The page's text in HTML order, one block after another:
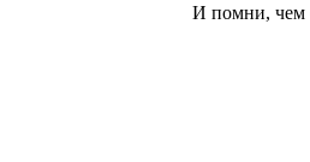
И помни, чем